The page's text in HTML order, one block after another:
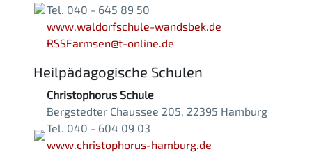
Tel. 040 - 645 89 50
www.waldorfschule-wandsbek.de
RSSFarmsen@t-online.de
Heilpädagogische Schulen
Christophorus Schule
Bergstedter Chaussee 205, 22395 Hamburg
Tel. 040 - 604 09 03
www.christophorus-hamburg.de